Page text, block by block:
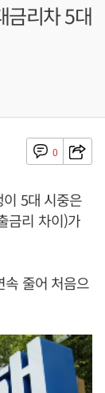
금리차 5대
0
5대 시중은
금리 차이)가
속 줄어 처음으